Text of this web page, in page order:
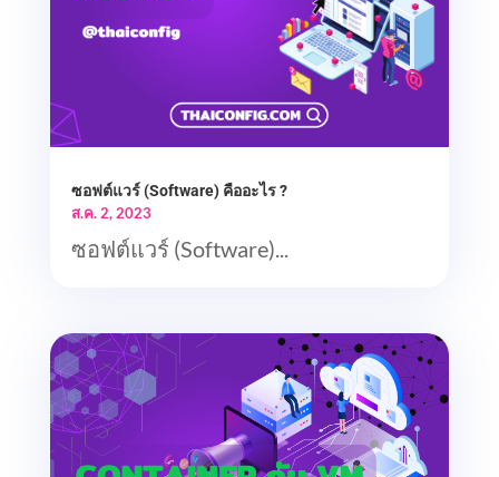
ซอฟต์แวร์ (Software) คืออะไร ?
ส.ค. 2, 2023
ซอฟต์แวร์ (Software)...